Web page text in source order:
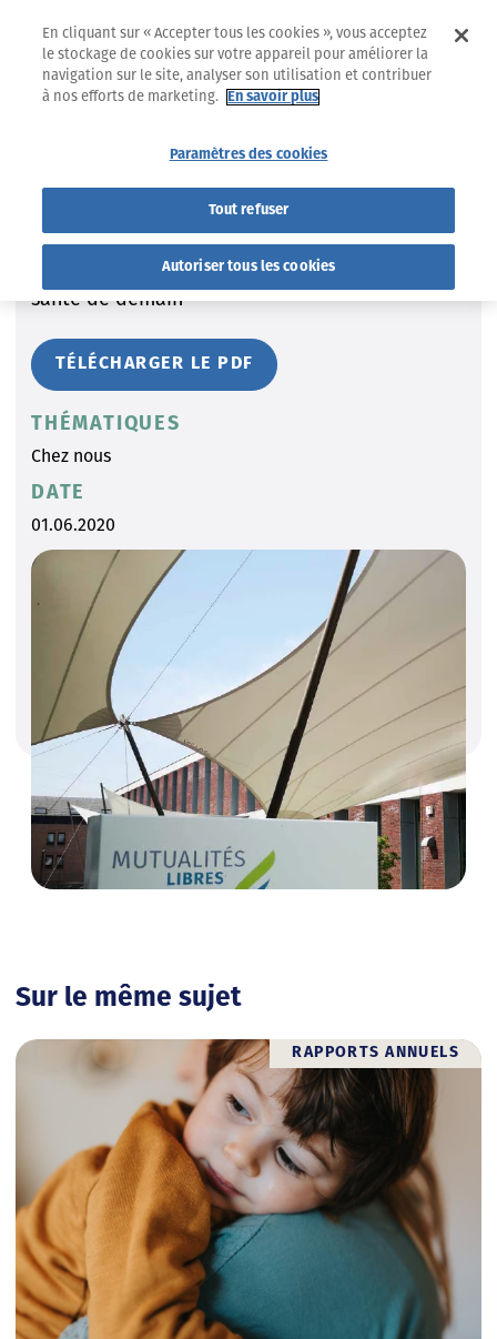
RAPPORTS ANNUELS
Rapport annuel 2019
Les Mutualités Libres, au service des soins de
santé de demain
TÉLÉCHARGER LE PDF
THÉMATIQUES
Chez nous
DATE
01.06.2020
Sur le même sujet
RAPPORTS ANNUELS
En cliquant sur « Accepter tous les cookies », vous acceptez
le stockage de cookies sur votre appareil pour améliorer la
navigation sur le site, analyser son utilisation et contribuer
à nos efforts de marketing.
En savoir plus
Paramètres des cookies
Tout refuser
Autoriser tous les cookies